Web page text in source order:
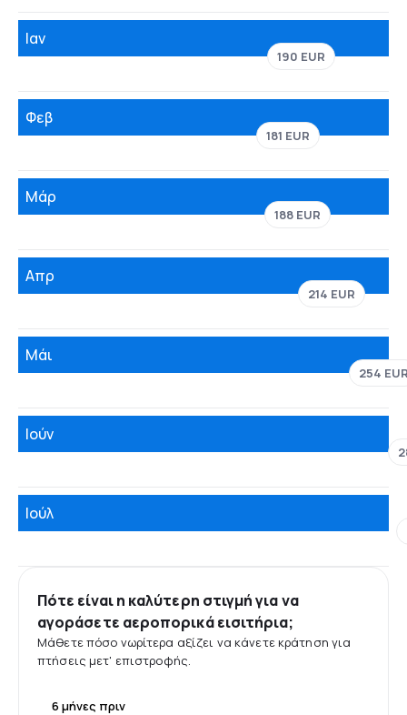
Ιαν
190 EUR
Φεβ
181 EUR
Μάρ
188 EUR
Απρ
214 EUR
Μάι
254
Ιούν
Ιούλ
Πότε είναι η καλύτερη στιγμή για να
αγοράσετε αεροπορικά εισιτήρια;
Μάθετε πόσο νωρίτερα αξίζει να κάνετε κράτηση για
πτήσεις μετ' επιστροφής.
6 μήνες πριν